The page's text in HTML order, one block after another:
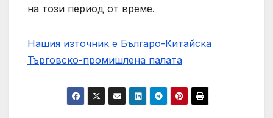
на този период от време.
Нашия източник е Българо-Китайска
Търговско-промишлена палaта